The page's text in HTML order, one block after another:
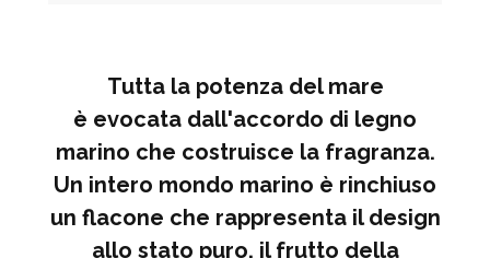
Tutta la potenza del mare
è evocata dall'accordo di legno
marino che costruisce la fragranza.
Un intero mondo marino è rinchiuso
un flacone che rappresenta il design
allo stato puro, il frutto della